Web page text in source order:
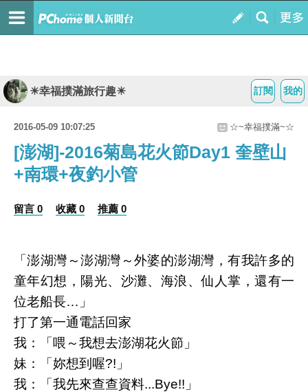
我的
訂閱
☀幸福撲滿旅行趣☀
2016-05-09 10:07:25 ☆~幸福撲滿~☆
[澎湖]-2016菊島花火節Day1 奎壁山
+南環+夜釣小管
留言 0 收藏 0 推薦 0
「澎湖灣～澎湖灣～外婆的澎湖灣，有我許多的
童年幻想，陽光、沙灘、海浪、仙人掌，還有一
位老船長…」
打了第一通電話回家
我：「喂～我想去澎湖花火節」
妹：「妳想到喔?!」
我：「我先來查查資料...Bye!!」